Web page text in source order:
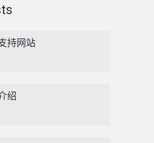
持网站
绍